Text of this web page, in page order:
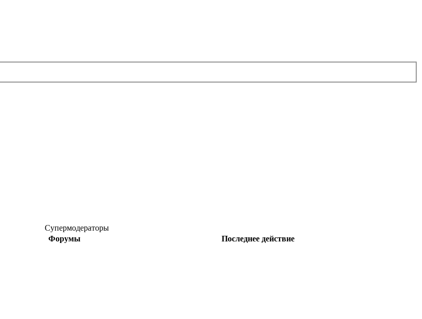
Супермодераторы
Форумы Последнее действие